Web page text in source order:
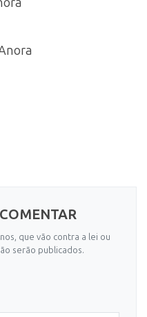
que vão contra a lei ou
serão publicados.